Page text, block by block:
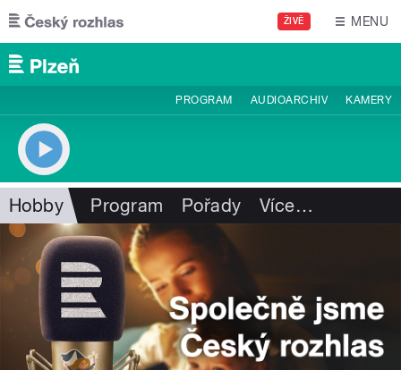
Přejít k hlavnímu obsahu
ŽIVĚ MENU
PROGRAM AUDIOARCHIV KAMERY
Hobby Program Pořady Více…